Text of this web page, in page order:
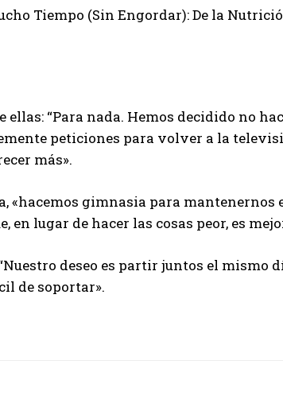
Tiempo (Sin Engordar): De la
“Para nada. Hemos decidido no
peticiones para volver a la
más».
«hacemos gimnasia para mantenernos
lugar de hacer las cosas peor, es
deseo es partir juntos el mismo
de soportar».